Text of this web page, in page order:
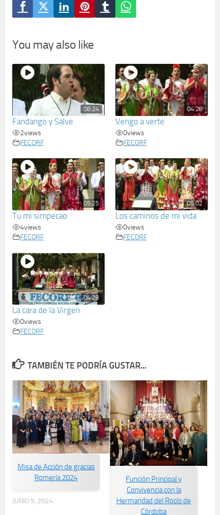
You may also like
08:24
Fandango y Salve
2views
FECORF
04:28
Vengo a verte
0views
FECORF
05:25
Tu mi simpecao
4views
FECORF
05:02
Los caminos de mi vida
0views
FECORF
04:28
La cara de la Virgen
0views
FECORF
TAMBIÉN TE PODRÍA GUSTAR...
Misa de Acción de gracias
Romería 2024
JUNIO 9, 2024
Función Principal y
Convivencia con la
Hermandad del Rocío de
Córdoba